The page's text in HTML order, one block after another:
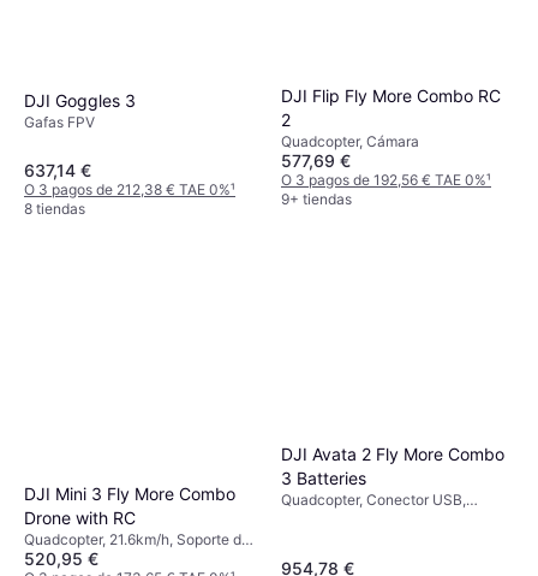
DJI Goggles 3
Gafas FPV
637,14 €
O 3 pagos de 212,38 € TAE 0%¹
8 tiendas
DJI Flip Fly More Combo RC
2
Quadcopter, Cámara
577,69 €
O 3 pagos de 192,56 € TAE 0%¹
9+ tiendas
DJI Mini 3 Fly More Combo
Drone with RC
Quadcopter, 21.6km/h, Soporte de
cardán, Cámara, Conector USB,
520,95 €
DJI Avata 2 Fly More Combo
3 Batteries
Quadcopter, Conector USB,
tarjetas de memoria, Vista en
954,78 €